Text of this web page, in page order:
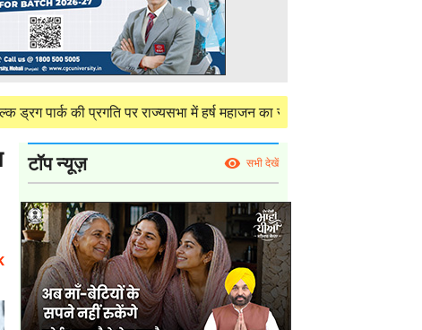
प्रगति पर राज्यसभा में हर्ष महाजन का सवाल, केंद्र ने दी परियोजना की विस्तृत
टॉप न्यूज़ सभी देखें